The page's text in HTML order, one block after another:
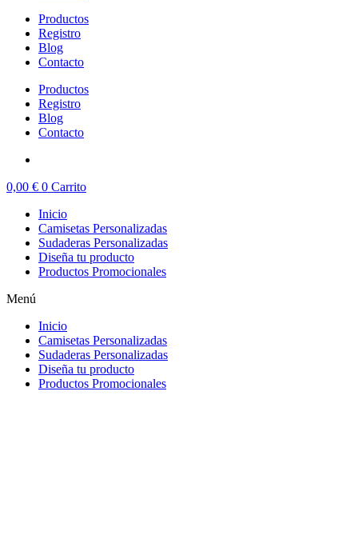
Productos
Registro
Blog
Contacto
Productos
Registro
Blog
Contacto
0,00 € 0 Carrito
Inicio
Camisetas Personalizadas
Sudaderas Personalizadas
Diseña tu producto
Productos Promocionales
Menú
Inicio
Camisetas Personalizadas
Sudaderas Personalizadas
Diseña tu producto
Productos Promocionales